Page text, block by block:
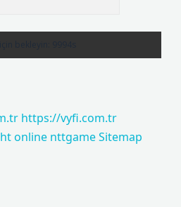
https://vyfi.com.tr
online nttgameSitemap